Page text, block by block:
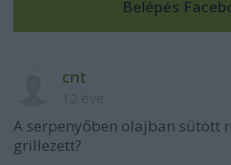
cnt
A serpenyőben olajban sütött
grillezett?